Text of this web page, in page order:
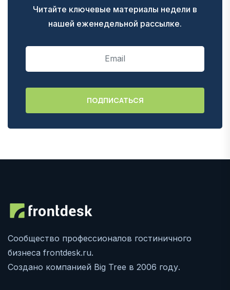
Читайте ключевые материалы недели в
нашей еженедельной рассылке.
Сообщество профессионалов гостиничного
бизнеса frontdesk.ru.
Создано компанией Big Tree в 2006 году.